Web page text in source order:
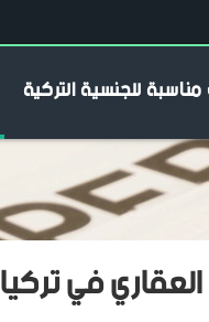
للجنسية التركية
في تركيا